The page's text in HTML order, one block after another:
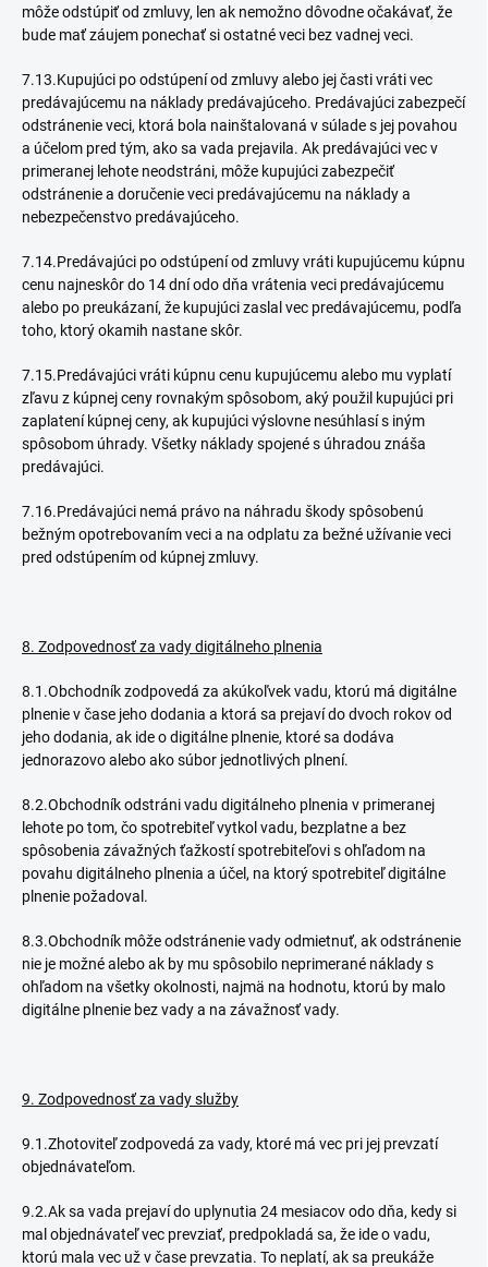
môže odstúpiť od zmluvy, len ak nemožno dôvodne očakávať, že
bude mať záujem ponechať si ostatné veci bez vadnej veci.
7.13.Kupujúci po odstúpení od zmluvy alebo jej časti vráti vec
predávajúcemu na náklady predávajúceho. Predávajúci zabezpečí
odstránenie veci, ktorá bola nainštalovaná v súlade s jej povahou
a účelom pred tým, ako sa vada prejavila. Ak predávajúci vec v
primeranej lehote neodstráni, môže kupujúci zabezpečiť
odstránenie a doručenie veci predávajúcemu na náklady a
nebezpečenstvo predávajúceho.
7.14.Predávajúci po odstúpení od zmluvy vráti kupujúcemu kúpnu
cenu najneskôr do 14 dní odo dňa vrátenia veci predávajúcemu
alebo po preukázaní, že kupujúci zaslal vec predávajúcemu, podľa
toho, ktorý okamih nastane skôr.
7.15.Predávajúci vráti kúpnu cenu kupujúcemu alebo mu vyplatí
zľavu z kúpnej ceny rovnakým spôsobom, aký použil kupujúci pri
zaplatení kúpnej ceny, ak kupujúci výslovne nesúhlasí s iným
spôsobom úhrady. Všetky náklady spojené s úhradou znáša
predávajúci.
7.16.Predávajúci nemá právo na náhradu škody spôsobenú
bežným opotrebovaním veci a na odplatu za bežné užívanie veci
pred odstúpením od kúpnej zmluvy.
8. Zodpovednosť za vady digitálneho plnenia
8.1.Obchodník zodpovedá za akúkoľvek vadu, ktorú má digitálne
plnenie v čase jeho dodania a ktorá sa prejaví do dvoch rokov od
jeho dodania, ak ide o digitálne plnenie, ktoré sa dodáva
jednorazovo alebo ako súbor jednotlivých plnení.
8.2.Obchodník odstráni vadu digitálneho plnenia v primeranej
lehote po tom, čo spotrebiteľ vytkol vadu, bezplatne a bez
spôsobenia závažných ťažkostí spotrebiteľovi s ohľadom na
povahu digitálneho plnenia a účel, na ktorý spotrebiteľ digitálne
plnenie požadoval.
8.3.Obchodník môže odstránenie vady odmietnuť, ak odstránenie
nie je možné alebo ak by mu spôsobilo neprimerané náklady s
ohľadom na všetky okolnosti, najmä na hodnotu, ktorú by malo
digitálne plnenie bez vady a na závažnosť vady.
9. Zodpovednosť za vady služby
9.1.Zhotoviteľ zodpovedá za vady, ktoré má vec pri jej prevzatí
objednávateľom.
9.2.Ak sa vada prejaví do uplynutia 24 mesiacov odo dňa, kedy si
mal objednávateľ vec prevziať, predpokladá sa, že ide o vadu,
ktorú mala vec už v čase prevzatia. To neplatí, ak sa preukáže